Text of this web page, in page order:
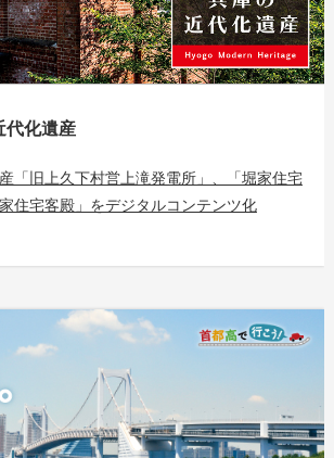
代化遺産
「旧上久下村営上滝発電所」、「堀家住宅
住宅客殿」をデジタルコンテンツ化